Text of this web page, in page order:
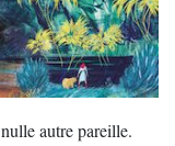
autre pareille.